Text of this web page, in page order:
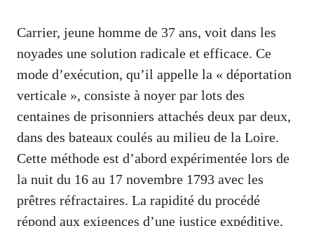
Carrier, jeune homme de 37 ans, voit dans les
noyades une solution radicale et efficace. Ce
mode d’exécution, qu’il appelle la « déportation
verticale », consiste à noyer par lots des
centaines de prisonniers attachés deux par deux,
dans des bateaux coulés au milieu de la Loire.
Cette méthode est d’abord expérimentée lors de
la nuit du 16 au 17 novembre 1793 avec les
prêtres réfractaires. La rapidité du procédé
répond aux exigences d’une justice expéditive,